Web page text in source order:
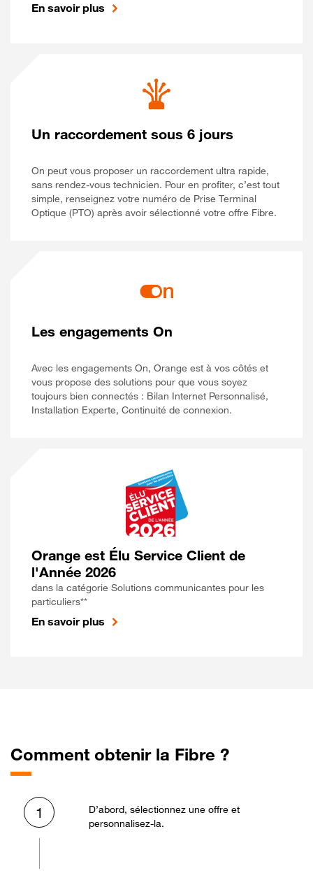
En savoir plus
Un raccordement sous 6 jours
On peut vous proposer un raccordement ultra rapide,
sans rendez-vous technicien. Pour en profiter, c’est tout
simple, renseignez votre numéro de Prise Terminal
Optique (PTO) après avoir sélectionné votre offre Fibre.
Les engagements On
Avec les engagements On, Orange est à vos côtés et
vous propose des solutions pour que vous soyez
toujours bien connectés : Bilan Internet Personnalisé,
Installation Experte, Continuité de connexion.
Orange est Élu Service Client de
l'Année 2026
dans la catégorie Solutions communicantes pour les
particuliers**
En savoir plus
Comment obtenir la Fibre ?
1
D’abord, sélectionnez une offre et
personnalisez-la.